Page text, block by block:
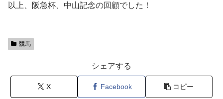
以上、阪急杯、中山記念の回顧でした！
競馬
シェアする
X Facebook コピー